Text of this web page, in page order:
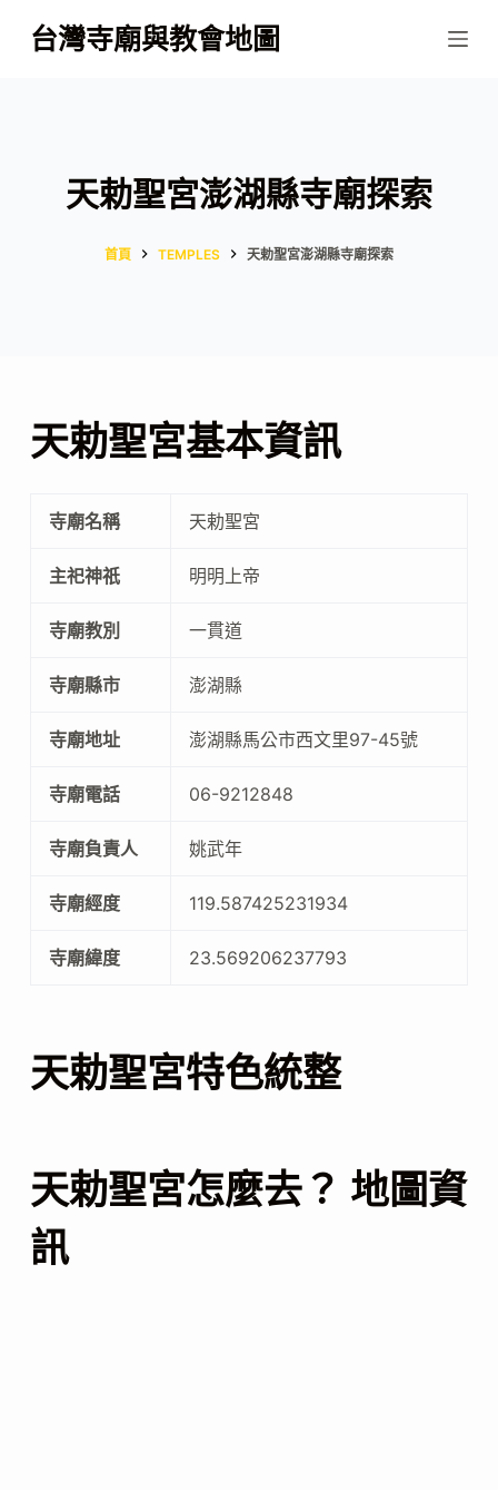
跳
至
台灣寺廟與教會地圖
天勅聖宮澎湖縣寺廟探索
首頁 TEMPLES 天勅聖宮澎湖縣寺廟探索
天勅聖宮基本資訊
寺廟名稱 天勅聖宮
主祀神祇 明明上帝
寺廟教別 一貫道
寺廟縣市 澎湖縣
寺廟地址 澎湖縣馬公市西文里97-45號
寺廟電話 06-9212848
寺廟負責人 姚武年
寺廟經度 119.587425231934
寺廟緯度 23.569206237793
天勅聖宮特色統整
天勅聖宮怎麼去？ 地圖資
訊